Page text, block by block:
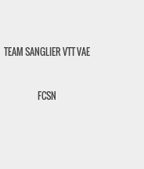
TEAM SANGLIER VTT VAE
FCSN